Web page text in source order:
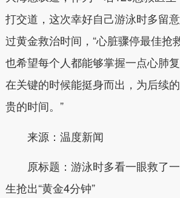
打交道，这次幸好自己游泳时多留
过黄金救治时间，“心脏骤停最佳抢
也希望每个人都能够掌握一点心肺
在关键的时候能挺身而出，为后续
贵的时间。”
来源：温度新闻
原标题：游泳时多看一眼救了一
生抢出“黄金4分钟”